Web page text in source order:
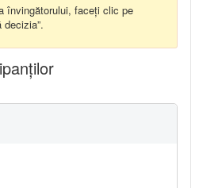
învingătorului, faceți clic pe
decizia”.